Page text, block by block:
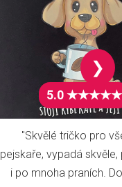
5.0 ★★★★★
"Skvělé tričko pro
pejskaře, vypadá
i po mnoha praních.
❯